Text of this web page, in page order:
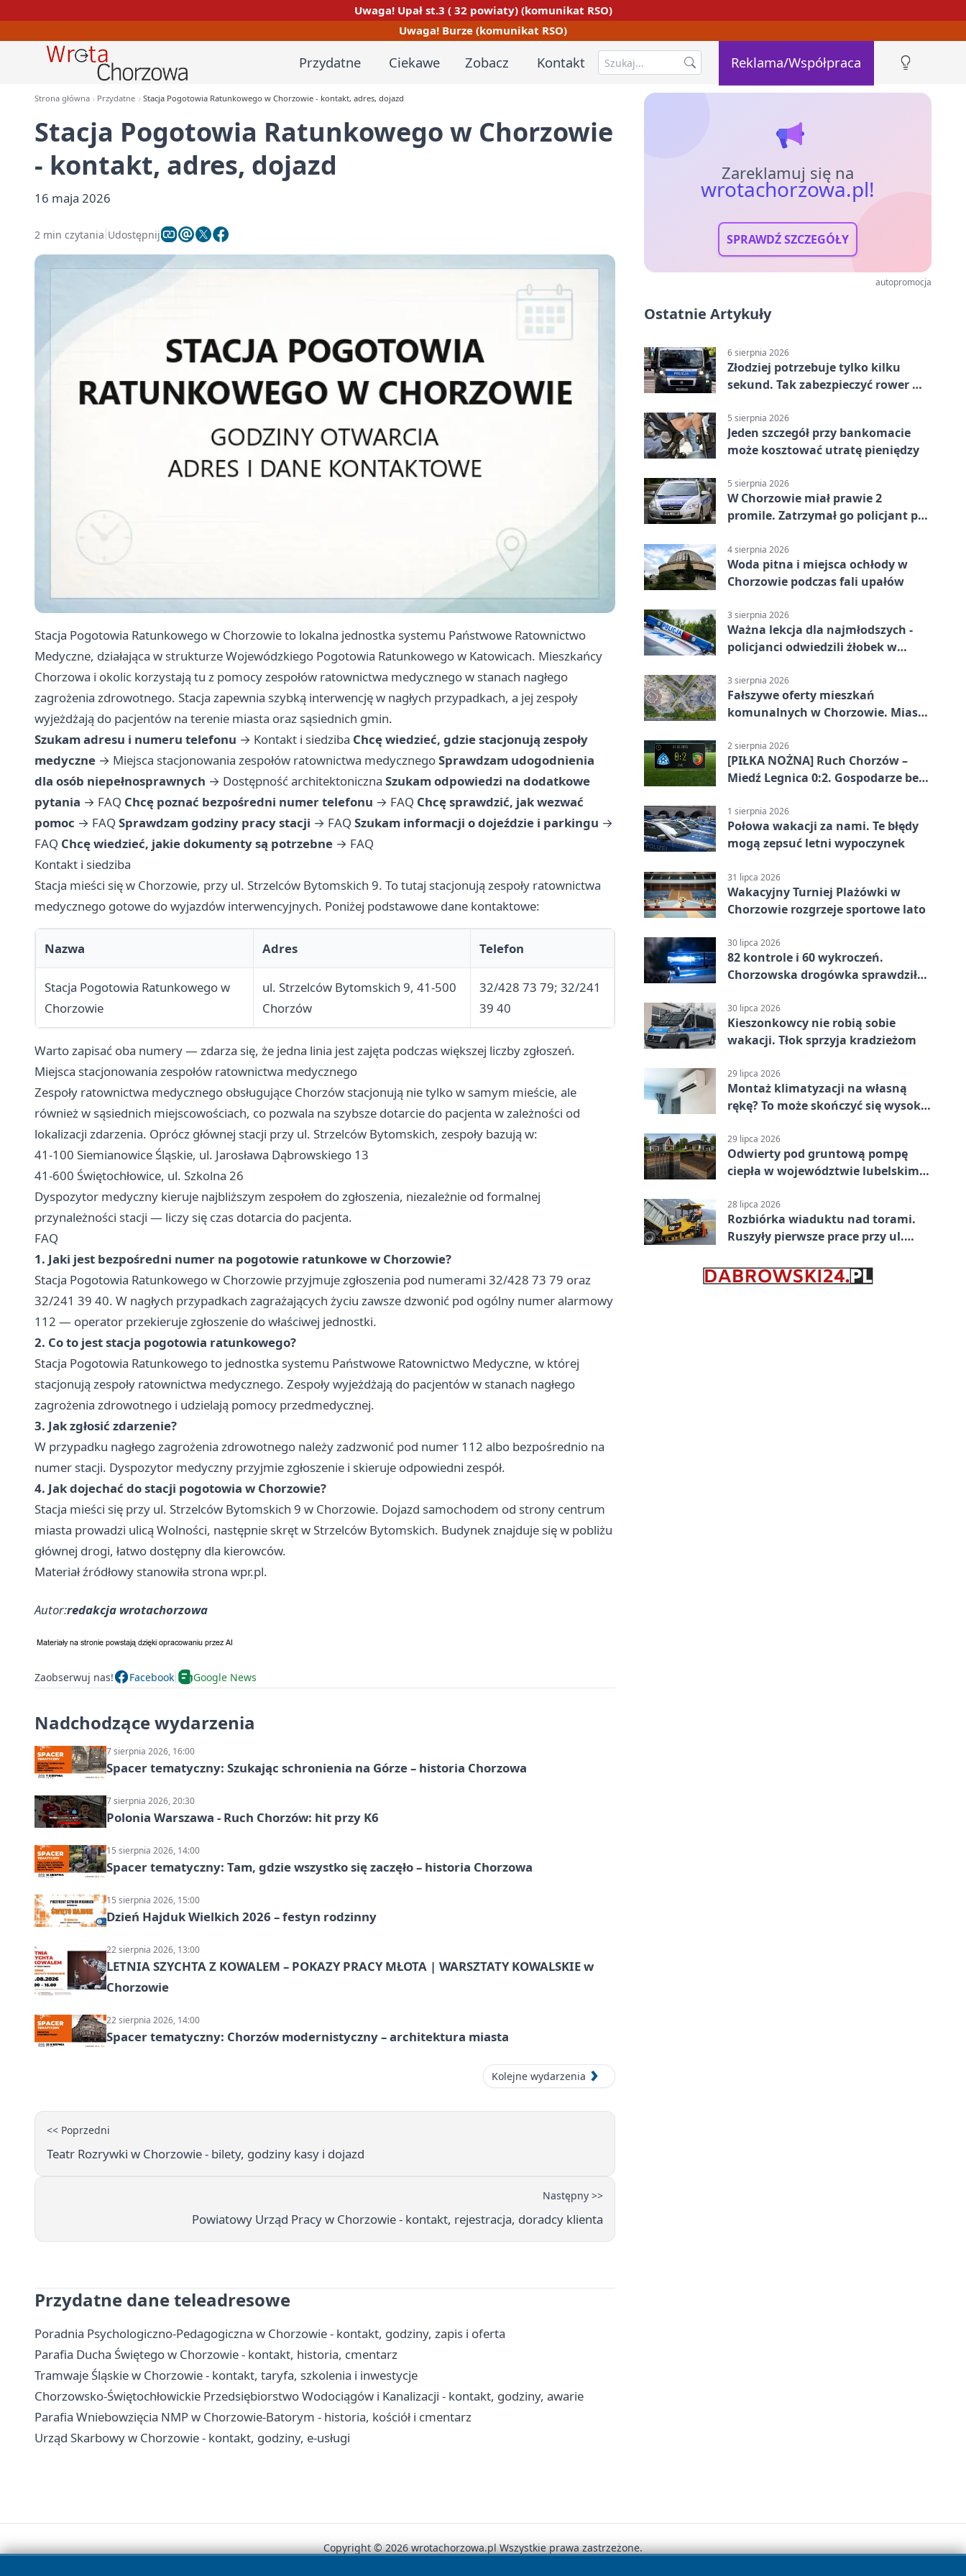
Uwaga! Upał st.3 ( 32 powiaty) (komunikat RSO)
Uwaga! Burze (komunikat RSO)
Przydatne Ciekawe Zobacz Kontakt Reklama/Współpraca
Strona główna Przydatne Stacja Pogotowia Ratunkowego w Chorzowie - kontakt, adres, dojazd
Stacja Pogotowia Ratunkowego w Chorzowie
- kontakt, adres, dojazd
16 maja 2026
2 min czytania Udostępnij
Stacja Pogotowia Ratunkowego w Chorzowie to lokalna jednostka systemu Państwowe Ratownictwo
Medyczne, działająca w strukturze Wojewódzkiego Pogotowia Ratunkowego w Katowicach. Mieszkańcy
Chorzowa i okolic korzystają tu z pomocy zespołów ratownictwa medycznego w stanach nagłego
zagrożenia zdrowotnego. Stacja zapewnia szybką interwencję w nagłych przypadkach, a jej zespoły
wyjeżdżają do pacjentów na terenie miasta oraz sąsiednich gmin.
Szukam adresu i numeru telefonu → Kontakt i siedziba Chcę wiedzieć, gdzie stacjonują zespoły
medyczne → Miejsca stacjonowania zespołów ratownictwa medycznegoSprawdzam udogodnienia
dla osób niepełnosprawnych → Dostępność architektoniczna Szukam odpowiedzi na dodatkowe
pytania → FAQ Chcę poznać bezpośredni numer telefonu → FAQ Chcę sprawdzić, jak wezwać
pomoc → FAQ Sprawdzam godziny pracy stacji → FAQ Szukam informacji o dojeździe i parkingu →
FAQ Chcę wiedzieć, jakie dokumenty są potrzebne → FAQ
Kontakt i siedziba
Stacja mieści się w Chorzowie, przy ul. Strzelców Bytomskich 9. To tutaj stacjonują zespoły ratownictwa
medycznego gotowe do wyjazdów interwencyjnych. Poniżej podstawowe dane kontaktowe:
Nazwa Adres Telefon
Stacja Pogotowia Ratunkowego w
Chorzowie
ul. Strzelców Bytomskich 9, 41-500
Chorzów
32/428 73 79; 32/241
39 40
Warto zapisać oba numery — zdarza się, że jedna linia jest zajęta podczas większej liczby zgłoszeń.
Miejsca stacjonowania zespołów ratownictwa medycznego
Zespoły ratownictwa medycznego obsługujące Chorzów stacjonują nie tylko w samym mieście, ale
również w sąsiednich miejscowościach, co pozwala na szybsze dotarcie do pacjenta w zależności od
lokalizacji zdarzenia. Oprócz głównej stacji przy ul. Strzelców Bytomskich, zespoły bazują w:
41-100 Siemianowice Śląskie, ul. Jarosława Dąbrowskiego 13
41-600 Świętochłowice, ul. Szkolna 26
Dyspozytor medyczny kieruje najbliższym zespołem do zgłoszenia, niezależnie od formalnej
przynależności stacji — liczy się czas dotarcia do pacjenta.
FAQ
1. Jaki jest bezpośredni numer na pogotowie ratunkowe w Chorzowie?
Stacja Pogotowia Ratunkowego w Chorzowie przyjmuje zgłoszenia pod numerami 32/428 73 79 oraz
32/241 39 40. W nagłych przypadkach zagrażających życiu zawsze dzwonić pod ogólny numer alarmowy
112 — operator przekieruje zgłoszenie do właściwej jednostki.
2. Co to jest stacja pogotowia ratunkowego?
Stacja Pogotowia Ratunkowego to jednostka systemu Państwowe Ratownictwo Medyczne, w której
stacjonują zespoły ratownictwa medycznego. Zespoły wyjeżdżają do pacjentów w stanach nagłego
zagrożenia zdrowotnego i udzielają pomocy przedmedycznej.
3. Jak zgłosić zdarzenie?
W przypadku nagłego zagrożenia zdrowotnego należy zadzwonić pod numer 112 albo bezpośrednio na
numer stacji. Dyspozytor medyczny przyjmie zgłoszenie i skieruje odpowiedni zespół.
4. Jak dojechać do stacji pogotowia w Chorzowie?
Stacja mieści się przy ul. Strzelców Bytomskich 9 w Chorzowie. Dojazd samochodem od strony centrum
miasta prowadzi ulicą Wolności, następnie skręt w Strzelców Bytomskich. Budynek znajduje się w pobliżu
głównej drogi, łatwo dostępny dla kierowców.
Materiał źródłowy stanowiła strona wpr.pl.
Autor:redakcja wrotachorzowa
Zaobserwuj nas! Facebook Google News
Nadchodzące wydarzenia
7 sierpnia 2026, 16:00
Spacer tematyczny: Szukając schronienia na Górze – historia Chorzowa
7 sierpnia 2026, 20:30
Polonia Warszawa - Ruch Chorzów: hit przy K6
15 sierpnia 2026, 14:00
Spacer tematyczny: Tam, gdzie wszystko się zaczęło – historia Chorzowa
15 sierpnia 2026, 15:00
Dzień Hajduk Wielkich 2026 – festyn rodzinny
22 sierpnia 2026, 13:00
LETNIA SZYCHTA Z KOWALEM – POKAZY PRACY MŁOTA | WARSZTATY KOWALSKIE w
Chorzowie
22 sierpnia 2026, 14:00
Spacer tematyczny: Chorzów modernistyczny – architektura miasta
Kolejne wydarzenia
<< Poprzedni
Teatr Rozrywki w Chorzowie - bilety, godziny kasy i dojazd
Następny >>
Powiatowy Urząd Pracy w Chorzowie - kontakt, rejestracja, doradcy klienta
Przydatne dane teleadresowe
Poradnia Psychologiczno-Pedagogiczna w Chorzowie - kontakt, godziny, zapis i oferta
Parafia Ducha Świętego w Chorzowie - kontakt, historia, cmentarz
Tramwaje Śląskie w Chorzowie - kontakt, taryfa, szkolenia i inwestycje
Chorzowsko-Świętochłowickie Przedsiębiorstwo Wodociągów i Kanalizacji - kontakt, godziny, awarie
Parafia Wniebowzięcia NMP w Chorzowie-Batorym - historia, kościół i cmentarz
Urząd Skarbowy w Chorzowie - kontakt, godziny, e-usługi
Zareklamuj się na
wrotachorzowa.pl!
SPRAWDŹ SZCZEGÓŁY
autopromocja
Ostatnie Artykuły
6 sierpnia 2026
Złodziej potrzebuje tylko kilku
sekund. Tak zabezpieczyć rower w
5 sierpnia 2026
Jeden szczegół przy bankomacie
może kosztować utratę pieniędzy
5 sierpnia 2026
W Chorzowie miał prawie 2
promile. Zatrzymał go policjant po
4 sierpnia 2026
Woda pitna i miejsca ochłody w
Chorzowie podczas fali upałów
3 sierpnia 2026
Ważna lekcja dla najmłodszych -
policjanci odwiedzili żłobek w
3 sierpnia 2026
Fałszywe oferty mieszkań
komunalnych w Chorzowie. Miasto
2 sierpnia 2026
[PIŁKA NOŻNA] Ruch Chorzów –
Miedź Legnica 0:2. Gospodarze bez
1 sierpnia 2026
Połowa wakacji za nami. Te błędy
mogą zepsuć letni wypoczynek
31 lipca 2026
Wakacyjny Turniej Plażówki w
Chorzowie rozgrzeje sportowe lato
30 lipca 2026
82 kontrole i 60 wykroczeń.
Chorzowska drogówka sprawdziła
30 lipca 2026
Kieszonkowcy nie robią sobie
wakacji. Tłok sprzyja kradzieżom
29 lipca 2026
Montaż klimatyzacji na własną
rękę? To może skończyć się wysoką
29 lipca 2026
Odwierty pod gruntową pompę
ciepła w województwie lubelskim -
28 lipca 2026
Rozbiórka wiaduktu nad torami.
Ruszyły pierwsze prace przy ul.
Copyright © 2026 wrotachorzowa.pl Wszystkie prawa zastrzeżone.